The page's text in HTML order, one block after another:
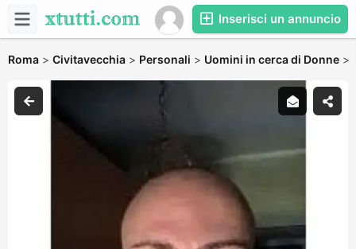
Inserisci un annuncio
Roma > Civitavecchia > Personali > Uomini in cerca di Donne >